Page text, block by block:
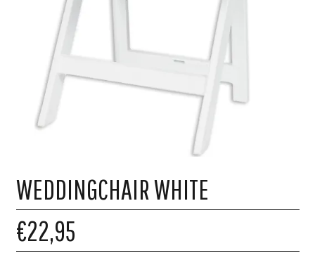
WEDDINGCHAIR WHITE
€22,95